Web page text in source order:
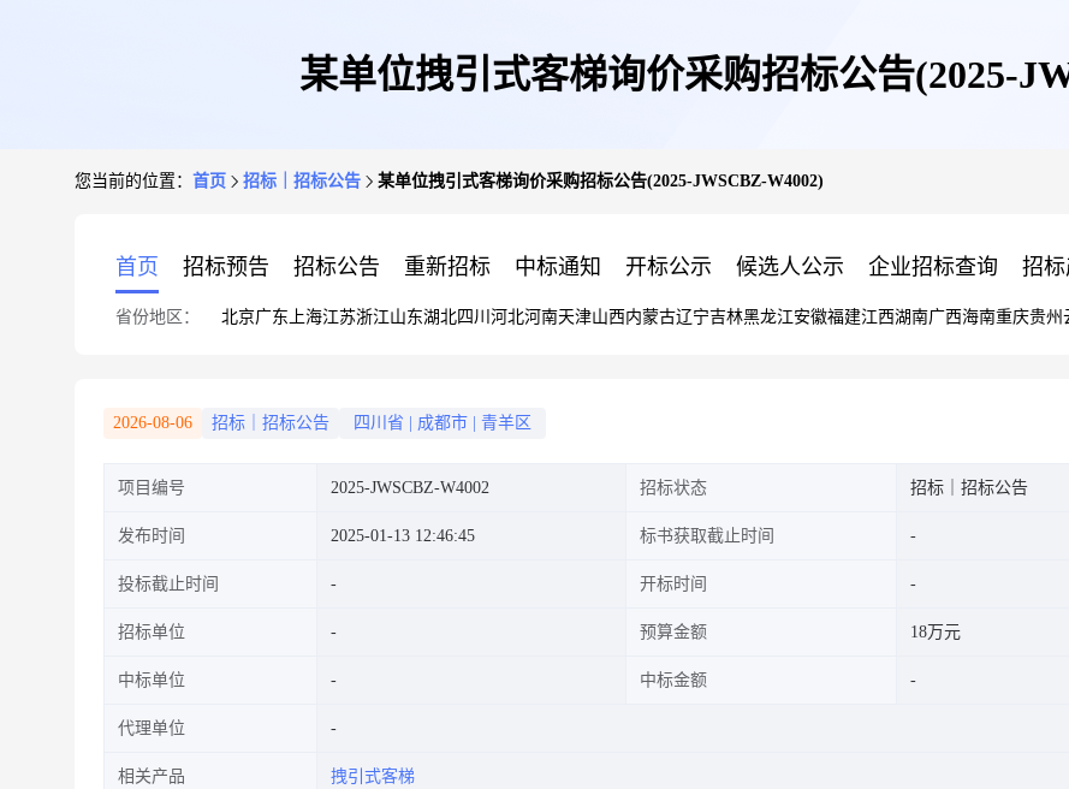
某单位拽引式客梯询价采购招标公告(2025-
您当前的位置： 首页 招标｜招标公告 某单位拽引式客梯询价采购招标公告(2025-JWSCBZ-W4002)
首页 招标预告 招标公告 重新招标 中标通知 开标公示 候选人公示 企业招标查询 招
省份地区： 北京广东 上海江苏浙江山东湖北四川 河北河南天津山西内蒙古辽宁吉林黑龙江安徽福建江西湖南广西海南重庆贵州
2026-08-06 招标｜招标公告 四川省 成都市 青羊区
项目编号 2025-JWSCBZ-W4002 招标状态 招标｜招标公告
发布时间 2025-01-13 12:46:45 标书获取截止时间
投标截止时间 开标时间
招标单位 预算金额 18万元
中标单位 中标金额
代理单位
相关产品 拽引式客梯